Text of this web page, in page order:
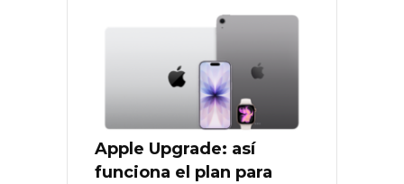
Apple Upgrade: así
funciona el plan para